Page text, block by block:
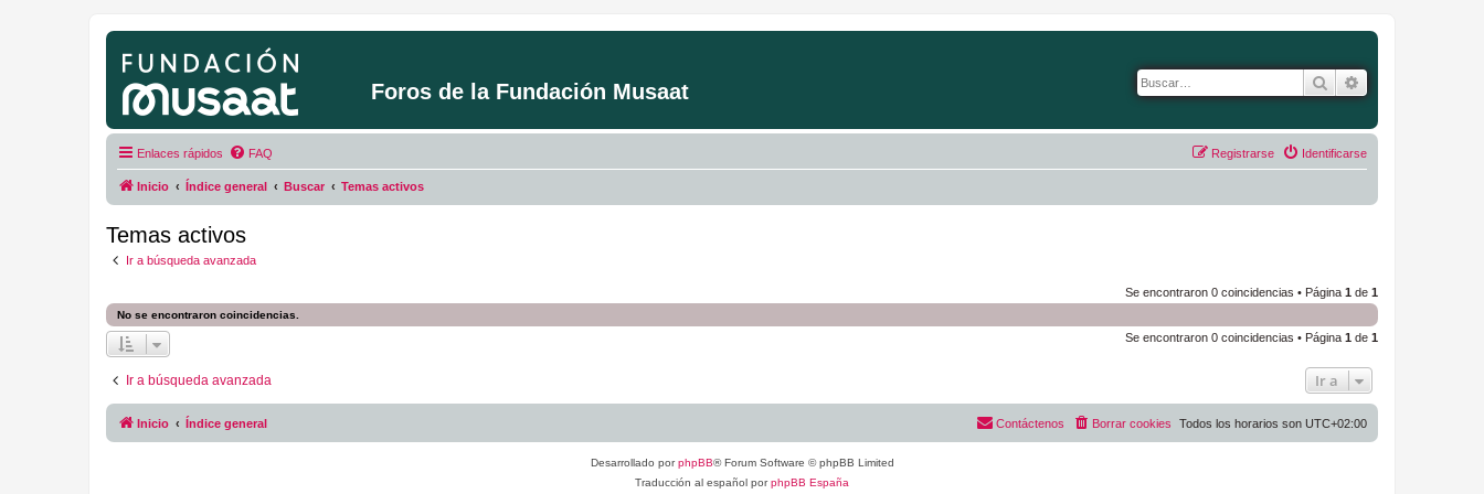
Foros de la Fundación Musaat Buscar
Enlaces rápidos FAQ Identificarse
Registrarse
Inicio Índice general Buscar Temas activos
Temas activos
Ir a búsqueda avanzada
Se encontraron 0 coincidencias • Página 1 de 1
No se encontraron coincidencias.
Se encontraron 0 coincidencias • Página 1 de 1
Ir a búsqueda avanzada Ir a
Inicio Índice general Todos los horarios son UTC+02:00
Borrar cookies
Contáctenos
Desarrollado porphpBB® Forum Software © phpBB Limited
Traducción al español porphpBB España